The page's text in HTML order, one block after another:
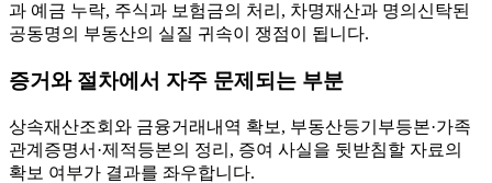
과 예금 누락, 주식과 보험금의 처리, 차명재산과 명의신탁된
공동명의 부동산의 실질 귀속이 쟁점이 됩니다.
증거와 절차에서 자주 문제되는 부분
상속재산조회와 금융거래내역 확보, 부동산등기부등본·가족
관계증명서·제적등본의 정리, 증여 사실을 뒷받침할 자료의
확보 여부가 결과를 좌우합니다.